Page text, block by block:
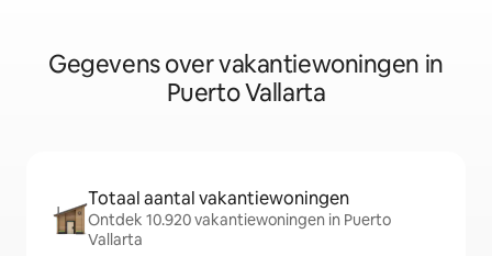
Gegevens over vakantiewoningen in
Puerto Vallarta
Totaal aantal vakantiewoningen
Ontdek 10.920 vakantiewoningen in Puerto
Vallarta